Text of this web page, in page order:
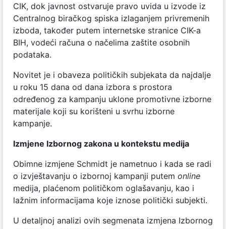
CIK, dok javnost ostvaruje pravo uvida u izvode iz
Centralnog biračkog spiska izlaganjem privremenih
izboda, također putem internetske stranice CIK-a
BIH, vodeći računa о načelima zaštite osobnih
podataka.
Novitet je i obaveza političkih subjekata da najdalje
u roku 15 dana od dana izbora s prostora
određenog za kampanju uklone promotivne izborne
materijale koji su korišteni u svrhu izborne
kampanje.
Izmjene Izbornog zakona u kontekstu medija
Obimne izmjene Schmidt je nametnuo i kada se radi
o izvještavanju o izbornoj kampanji putem online
medija, plaćenom političkom oglašavanju, kao i
lažnim informacijama koje iznose politički subjekti.
U detaljnoj analizi ovih segmenata izmjena Izbornog